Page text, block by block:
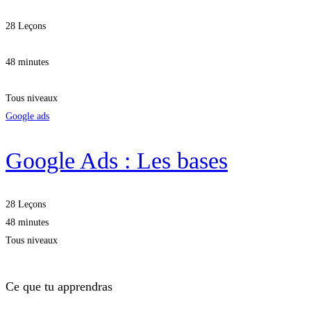
28 Leçons
48 minutes
Tous niveaux
Google ads
Google Ads : Les bases
28 Leçons
48 minutes
Tous niveaux
Ce que tu apprendras